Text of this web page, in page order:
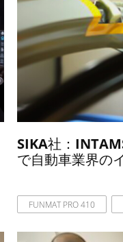
SIKA社：
で自動車業界の
FUNMAT PRO 410